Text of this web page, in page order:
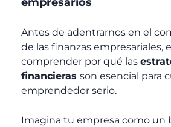
Antes de adentrarnos en el
de las finanzas empresariales,
comprender por qué las
financieras son esencial para
emprendedor serio.
Imagina tu empresa como un